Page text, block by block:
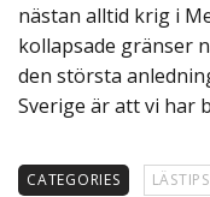
nästan alltid krig i
kollapsade gränser
den största
Sverige är att vi har
CATEGORIES